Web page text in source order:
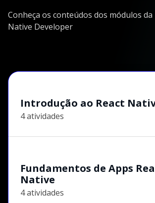
Conheça os conteúdos dos módulos da
Native Developer
Introdução ao React
4 atividades
Fundamentos de Apps
Native
4 atividades